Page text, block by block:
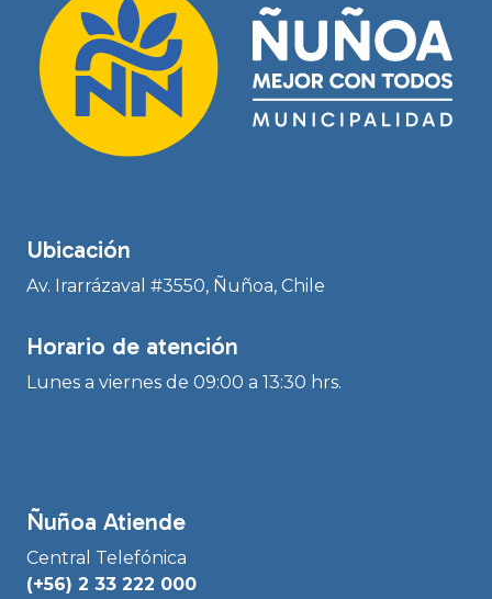
Ubicación
Av. Irarrázaval #3550, Ñuñoa, Chile
Horario de atención
Lunes a viernes de 09:00 a 13:30 hrs.
Ñuñoa Atiende
Central Telefónica
(+56) 2 33 222 000